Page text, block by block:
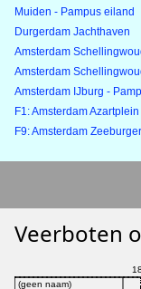
Muiden - Pampus eiland
Durgerdam Jachthaven
Amsterdam
Amsterdam
Amsterdam IJburg -
F1: Amsterdam
F9: Amsterdam
Veerboten